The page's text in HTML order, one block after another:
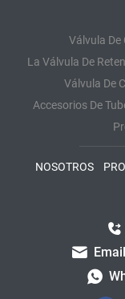
Válvula De
La Válvula De
Válvula De
Accesorios De
NOSOTROS